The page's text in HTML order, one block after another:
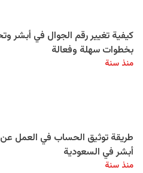
كيفية تغيير رقم الجوال في أبشر
بخطوات سهلة وفعالة
منذ سنة
طريقة توثيق الحساب في العمل
أبشر في السعودية
منذ سنة